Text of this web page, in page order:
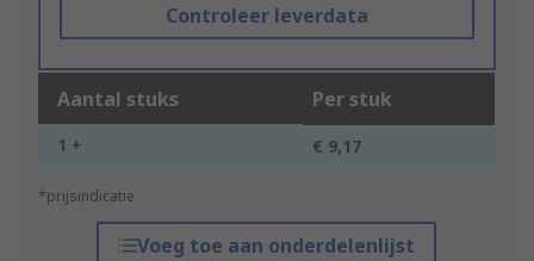
Controleer leverdata
Aantal stuks Per stuk
1 + € 9,17
*prijsindicatie
Voeg toe aan onderdelenlijst